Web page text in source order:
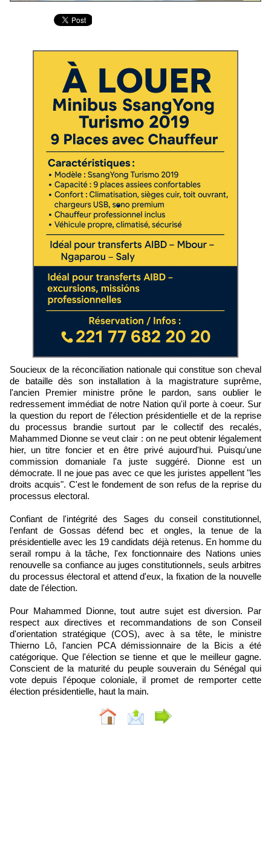
Soucieux de la réconciliation nationale qui constitue son cheval
de bataille dès son installation à la magistrature suprême,
l'ancien Premier ministre prône le pardon, sans oublier le
redressement immédiat de notre Nation qu'il porte à coeur. Sur
la question du report de l'élection présidentielle et de la reprise
du processus brandie surtout par le collectif des recalés,
Mahammed Dionne se veut clair : on ne peut obtenir légalement
hier, un titre foncier et en être privé aujourd'hui. Puisqu'une
commission domaniale l'a juste suggéré. Dionne est un
démocrate. Il ne joue pas avec ce que les juristes appellent "les
droits acquis". C'est le fondement de son refus de la reprise du
processus electoral.
Confiant de l'intégrité des Sages du conseil constitutionnel,
l'enfant de Gossas défend bec et ongles, la tenue de la
présidentielle avec les 19 candidats déjà retenus. En homme du
serail rompu à la tâche, l'ex fonctionnaire des Nations unies
renouvelle sa confiance au juges constitutionnels, seuls arbitres
du processus électoral et attend d'eux, la fixation de la nouvelle
date de l'élection.
Pour Mahammed Dionne, tout autre sujet est diversion. Par
respect aux directives et recommandations de son Conseil
d'orientation stratégique (COS), avec à sa tête, le ministre
Thierno Lô, l'ancien PCA démissionnaire de la Bicis a été
catégorique. Que l'élection se tienne et que le meilleur gagne.
Conscient de la maturité du peuple souverain du Sénégal qui
vote depuis l'époque coloniale, il promet de remporter cette
élection présidentielle, haut la main.